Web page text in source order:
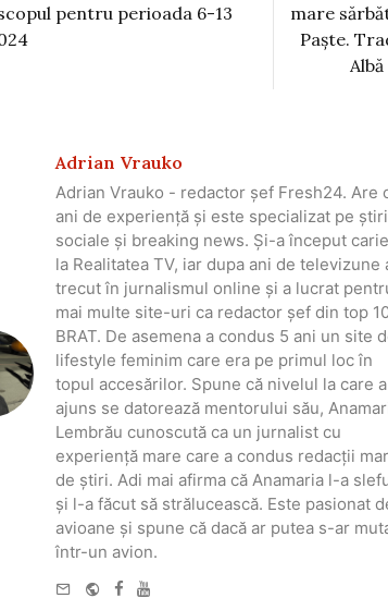
pentru perioada 6-13
mare
Paşte.
Adrian Vrauko
Adrian Vrauko - redactor șef Fresh24. Are
ani de experiență și este specializat pe știri
sociale și breaking news. Și-a început
la Realitatea TV, iar dupa ani de televizune
trecut în jurnalismul online și a lucrat
mai multe site-uri ca redactor șef din top
BRAT. De asemena a condus 5 ani un site
lifestyle feminim care era pe primul loc în
topul accesărilor. Spune că nivelul la care a
ajuns se datorează mentorului său,
Lembrău cunoscută ca un jurnalist cu
experiență mare care a condus redacții
de știri. Adi mai afirma că Anamaria l-a
și l-a făcut să strălucească. Este pasionat
avioane și spune că dacă ar putea s-ar
într-un avion.
e-
WebsiteFacebook